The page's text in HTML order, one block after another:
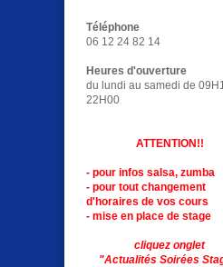
Téléphone
06 12 24 82 14
Heures d'ouverture
du lundi au samedi de
22H00
ATTENTION!!
- pour infos salsa, zumba
- pour tout changement
d'horaires de vos cours
- mise en place de stage
cliquez onglet
"Actualités Soirées